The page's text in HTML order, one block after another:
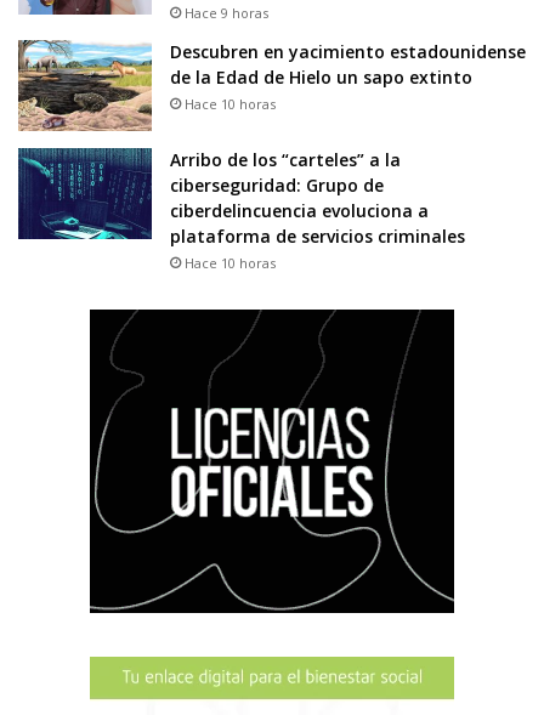
Hace 9 horas
Descubren en yacimiento estadounidense
de la Edad de Hielo un sapo extinto
Hace 10 horas
Arribo de los “carteles” a la
ciberseguridad: Grupo de
ciberdelincuencia evoluciona a
plataforma de servicios criminales
Hace 10 horas